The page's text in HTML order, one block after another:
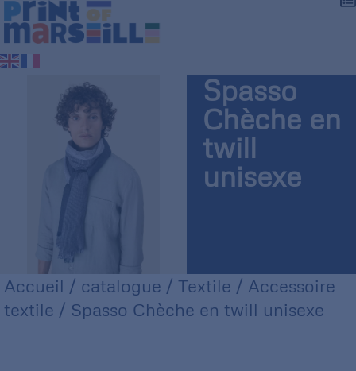
Spasso
Chèche en
twill
unisexe
Accueil / catalogue / Textile / Accessoire
textile / Spasso Chèche en twill unisexe